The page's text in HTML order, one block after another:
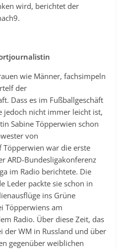
wird, berichtet der
wie Männer, fachsimpeln
der
Dass es im Fußballgeschäft
jedoch nicht immer leicht ist,
Sabine Töpperwien schon
von
war die erste
ARD-Bundesligakonferenz
im Radio berichtete. Die
Leder packte sie schon in
ins Grüne
Töpperwiens am
Radio. Über diese Zeit, das
der WM in Russland und über
gegenüber weiblichen